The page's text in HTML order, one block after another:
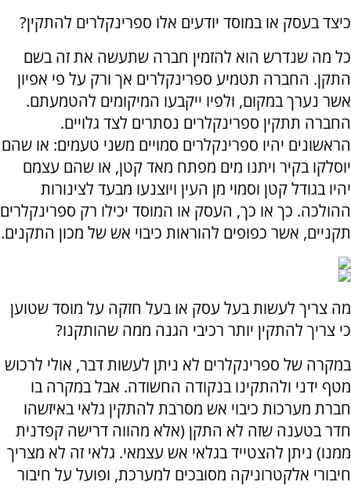
כיצד בעסק או במוסד יודעים אלו ספרינקלרים להתקין?
כל מה שנדרש הוא להזמין חברה שתעשה את זה בשם
התקן. החברה תטמיע ספרינקלרים אך ורק על פי אפיון
אשר נערך במקום, ולפיו ייקבעו המיקומים להטמעתם.
החברה תתקין ספרינקלרים נסתרים לצד גלויים.
הראשונים יהיו ספרינקלרים סמויים משני טעמים: או שהם
יוסלקו בקיר ויתנו מים מפתח מאד קטן, או שהם עצמם
יהיו בגודל קטן וסמוי מן העין ויוצנעו מבעד לצינורות
ההולכה. כך או כך, העסק או המוסד יכילו רק ספרינקלרים
תקניים, אשר כפופים להוראות כיבוי אש של מכון התקנים.
מה צריך לעשות בעל עסק או בעל חזקה על מוסד שטוען
כי צריך להתקין יותר רכיבי הגנה ממה שהותקנו?
במקרה של ספרינקלרים לא ניתן לעשות דבר, אולי לרכוש
מטף ידני ולהתקינו בנקודה החשודה. אבל במקרה בו
חברת מערכות כיבוי אש מסרבת להתקין גלאי באיזשהו
חדר בטענה שזה לא התקן (אלא מהווה דרישה קפדנית
ממנו) ניתן להצטייד בגלאי אש עצמאי. גלאי זה לא מצריך
חיבורי אלקטרוניקה מסובכים למערכת, ופועל על חיבור